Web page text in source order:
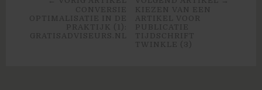
KIEZEN VAN EEN
ARTIKEL VOOR
PUBLICATIE
TIJDSCHRIFT
TWINKLE (3)
CONVERSIE
OPTIMALISATIE IN DE
PRAKTIJK (1):
GRATISADVISEURS.NL